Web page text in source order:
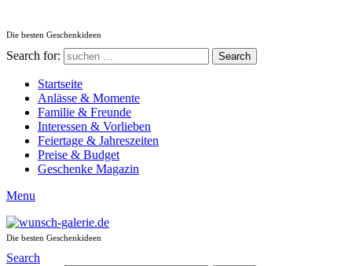
Die besten Geschenkideen
Search for: Search
Startseite
Anlässe & Momente
Familie & Freunde
Interessen & Vorlieben
Feiertage & Jahreszeiten
Preise & Budget
Geschenke Magazin
Menu
Die besten Geschenkideen
Search